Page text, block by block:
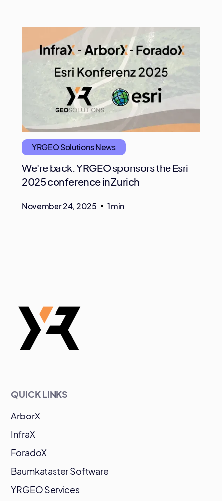
YRGEO Solutions News
We're back: YRGEO sponsors the Esri
2025 conference in Zurich
November 24, 2025 1 min
QUICK LINKS
ArborX
InfraX
ForadoX
Baumkataster Software
YRGEO Services